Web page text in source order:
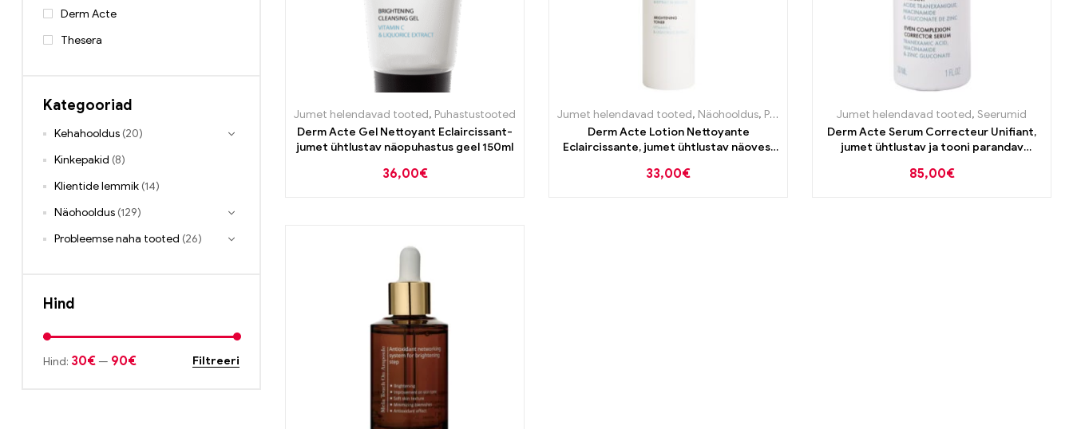
Jumet helendavad tooted, Puhastustooted
Derm Acte Gel Nettoyant Eclaircissant-
jumet ühtlustav näopuhastus geel 150ml
36,00€
Jumet helendavad tooted, Näohooldus, Puhastustooted
Derm Acte Lotion Nettoyante
Eclaircissante, jumet ühtlustav näovesi
33,00€
Jumet helendavad tooted, Seerumid
Derm Acte Serum Correcteur Unifiant,
jumet ühtlustav ja tooni parandav
85,00€
Derm Acte
Thesera
Kategooriad
Kehahooldus (20)
Kinkepakid (8)
Klientide lemmik (14)
Näohooldus (129)
Probleemse naha tooted (26)
Hind
Filtreeri
Hind: 30€ — 90€